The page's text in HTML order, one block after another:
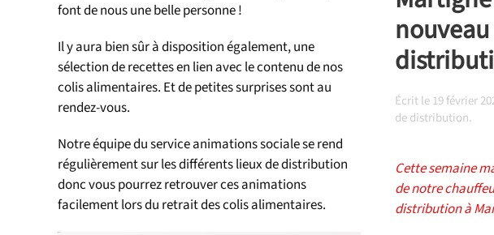
font de nous une belle personne !
Il y aura bien sûr à disposition également, une
sélection de recettes en lien avec le contenu de nos
colis alimentaires. Et de petites surprises sont au
rendez-vous.
Notre équipe du service animations sociale se rend
régulièrement sur les différents lieux de distribution
donc vous pourrez retrouver ces animations
facilement lors du retrait des colis alimentaires.
Écrit le19 février
de distribution.
Cette semaine
de notre
distribution à